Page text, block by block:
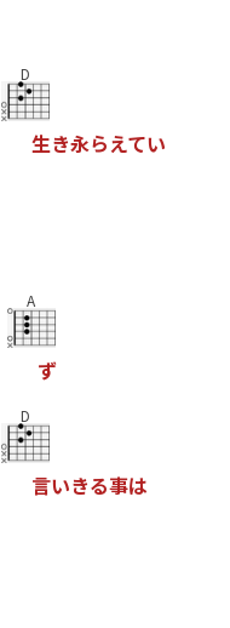
D
生き永らえてい
A
ず
D
言いきる事は